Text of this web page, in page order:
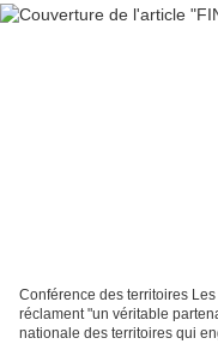
Conférence des territoires
réclament "un véritable
nationale des territoires qui